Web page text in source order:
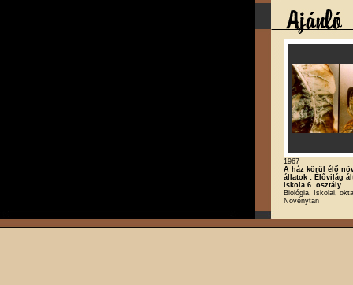
1967
A ház körül élő
állatok : Élővilág
iskola 6. osztály
Biológia, Iskolai,
Növénytan